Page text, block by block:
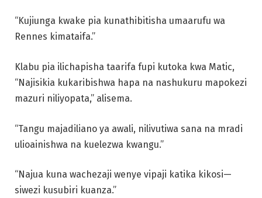
“Kujiunga kwake pia kunathibitisha umaarufu wa
Rennes kimataifa.”
Klabu pia ilichapisha taarifa fupi kutoka kwa Matic,
“Najisikia kukaribishwa hapa na nashukuru mapokezi
mazuri niliyopata,” alisema.
“Tangu majadiliano ya awali, nilivutiwa sana na mradi
ulioainishwa na kuelezwa kwangu.”
“Najua kuna wachezaji wenye vipaji katika kikosi—
siwezi kusubiri kuanza.”